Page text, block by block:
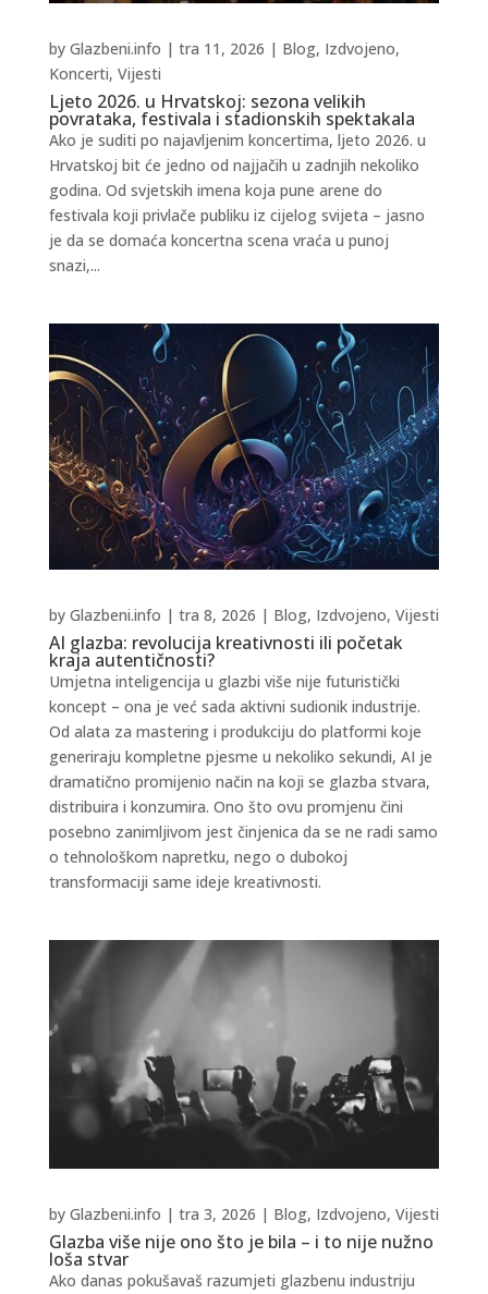
Ljeto 2026. u Hrvatskoj: sezona velikih
povrataka, festivala i stadionskih spektakala
by Glazbeni.info | tra 11, 2026 | Blog, Izdvojeno,
Koncerti, Vijesti
Ako je suditi po najavljenim koncertima, ljeto 2026. u
Hrvatskoj bit će jedno od najjačih u zadnjih nekoliko
godina. Od svjetskih imena koja pune arene do
festivala koji privlače publiku iz cijelog svijeta – jasno
je da se domaća koncertna scena vraća u punoj
snazi,...
AI glazba: revolucija kreativnosti ili početak
kraja autentičnosti?
by Glazbeni.info | tra 8, 2026 | Blog, Izdvojeno, Vijesti
Umjetna inteligencija u glazbi više nije futuristički
koncept – ona je već sada aktivni sudionik industrije.
Od alata za mastering i produkciju do platformi koje
generiraju kompletne pjesme u nekoliko sekundi, AI je
dramatično promijenio način na koji se glazba stvara,
distribuira i konzumira. Ono što ovu promjenu čini
posebno zanimljivom jest činjenica da se ne radi samo
o tehnološkom napretku, nego o dubokoj
transformaciji same ideje kreativnosti.
Glazba više nije ono što je bila – i to nije nužno
loša stvar
by Glazbeni.info | tra 3, 2026 | Blog, Izdvojeno, Vijesti
Ako danas pokušavaš razumjeti glazbenu industriju